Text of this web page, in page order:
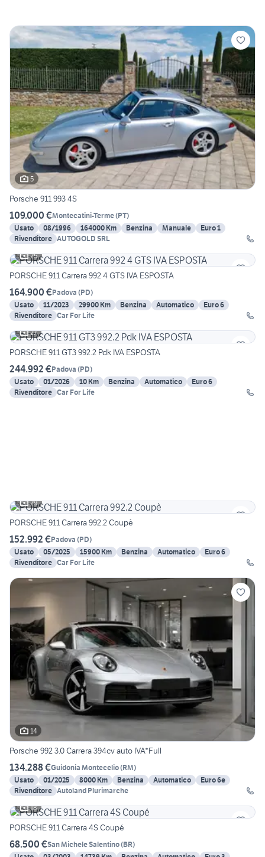
5
Porsche 911 993 4S
109.000 €Montecatini-Terme(PT)
Usato
08/1996 164000 Km Benzina Manuale
Euro 1
Rivenditore AUTOGOLD SRL
25
PORSCHE 911 Carrera 992 4 GTS IVA ESPOSTA
164.900 €Padova (PD)
Usato
11/2023 29900 Km Benzina Automatico
Euro 6
Rivenditore Car For Life
27
PORSCHE 911 GT3 992.2 Pdk IVA ESPOSTA
244.992 €Padova (PD)
Usato
01/2026 10 Km Benzina Automatico
Euro 6
Rivenditore Car For Life
29
PORSCHE 911 Carrera 992.2 Coupè
152.992 €Padova (PD)
Usato
05/2025 15900 Km Benzina Automatico
Euro 6
Rivenditore Car For Life
14
Porsche 992 3.0 Carrera 394cv auto IVA*Full
134.288 €Guidonia Montecelio(RM)
Usato
01/2025 8000 Km Benzina Automatico
Euro 6e
Rivenditore Autoland Plurimarche
18
PORSCHE 911 Carrera 4S Coupé
68.500 €San Michele Salentino(BR)